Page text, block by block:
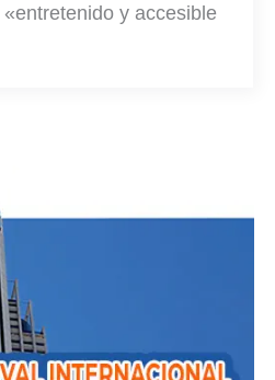
y accesible